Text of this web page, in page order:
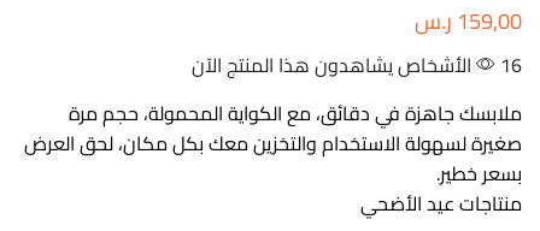
159,00 ر.س
16 الأشخاص يشاهدون هذا المنتج الآن
ملابسك جاهزة في دقائق، مع الكواية المحمولة، حجم مرة
صغيرة لسهولة الاستخدام والتخزين معك بكل مكان، لحق العرض
بسعر خطير.
منتاجات عيد الأضحي